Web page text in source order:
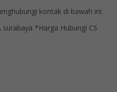
kontak di bawah ini:
*Harga Hubungi CS